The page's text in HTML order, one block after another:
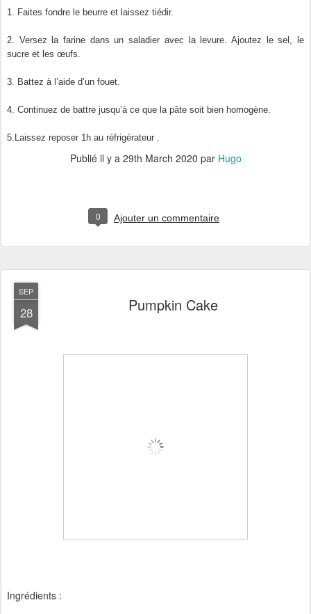
1. Faites fondre le beurre et laissez tiédir.
2. Versez la farine dans un saladier avec la levure. Ajoutez le sel, le
sucre et les œufs.
3. Battez à l’aide d’un fouet.
4. Continuez de battre jusqu’à ce que la pâte soit bien homogène.
5.Laissez reposer 1h au réfrigérateur .
Publié il y a 29th March 2020 par Hugo
0 Ajouter un commentaire
SEP
28 Pumpkin Cake
Ingrédients :